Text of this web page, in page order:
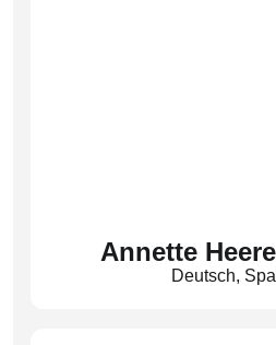
Annette
Deutsch,